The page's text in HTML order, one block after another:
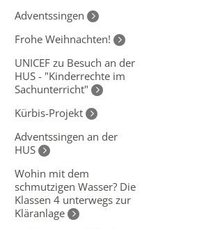
Adventssingen
Frohe Weihnachten!
UNICEF zu Besuch an der
HUS - "Kinderrechte im
Sachunterricht"
Kürbis-Projekt
Adventssingen an der
HUS
Wohin mit dem
schmutzigen Wasser? Die
Klassen 4 unterwegs zur
Kläranlage